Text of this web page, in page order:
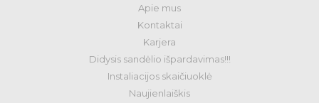
Apie mus
Kontaktai
Karjera
Didysis sandėlio išpardavimas!!!
Instaliacijos skaičiuoklė
Naujienlaiškis